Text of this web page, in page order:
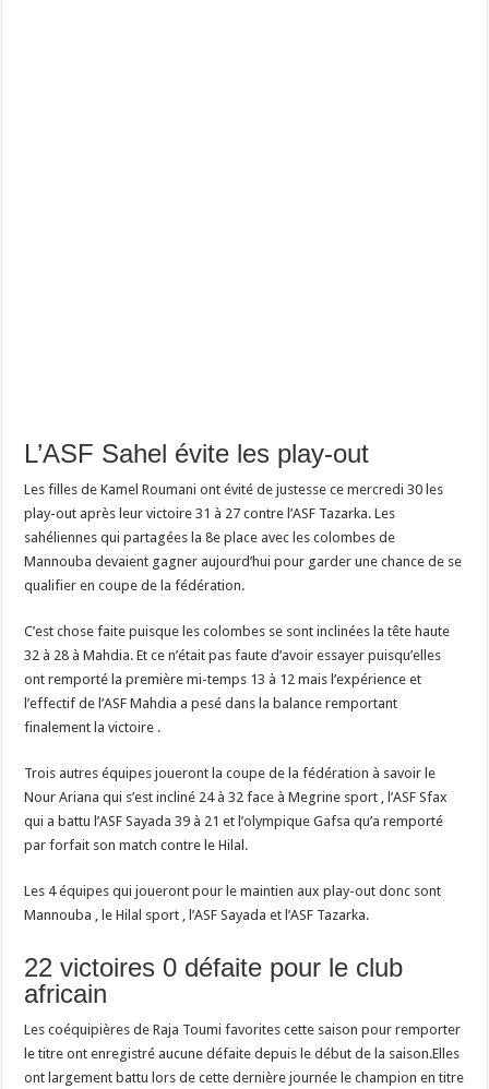
L’ASF Sahel évite les play-out
Les filles de Kamel Roumani ont évité de justesse ce mercredi 30 les
play-out après leur victoire 31 à 27 contre l’ASF Tazarka. Les
sahéliennes qui partagées la 8e place avec les colombes de
Mannouba devaient gagner aujourd’hui pour garder une chance de se
qualifier en coupe de la fédération.
C’est chose faite puisque les colombes se sont inclinées la tête haute
32 à 28 à Mahdia. Et ce n’était pas faute d’avoir essayer puisqu’elles
ont remporté la première mi-temps 13 à 12 mais l’expérience et
l’effectif de l’ASF Mahdia a pesé dans la balance remportant
finalement la victoire .
Trois autres équipes joueront la coupe de la fédération à savoir le
Nour Ariana qui s’est incliné 24 à 32 face à Megrine sport , l’ASF Sfax
qui a battu l’ASF Sayada 39 à 21 et l’olympique Gafsa qu’a remporté
par forfait son match contre le Hilal.
Les 4 équipes qui joueront pour le maintien aux play-out donc sont
Mannouba , le Hilal sport , l’ASF Sayada et l’ASF Tazarka.
22 victoires 0 défaite pour le club
africain
Les coéquipières de Raja Toumi favorites cette saison pour remporter
le titre ont enregistré aucune défaite depuis le début de la saison.Elles
ont largement battu lors de cette dernière journée le champion en titre